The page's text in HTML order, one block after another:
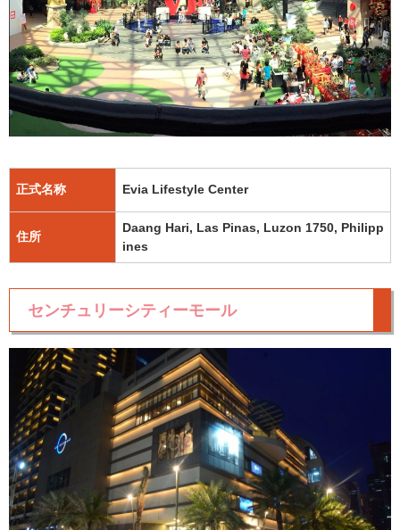
正式名称 Evia Lifestyle Center
住所
Daang Hari, Las Pinas, Luzon 1750, Philipp
ines
センチュリーシティーモール